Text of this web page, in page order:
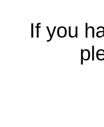
If you